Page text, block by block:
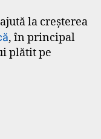
la creșterea
, în principal
plătit pe